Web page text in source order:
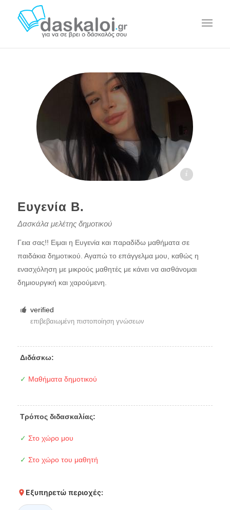
Ευγενία Β. daskaloi.gr
Ευγενία Β.
Δασκάλα μελέτης δημοτικού
Γεια σας!! Ειμαι η Ευγενία και παραδίδω μαθήματα σε
παιδάκια δημοτικού. Αγαπώ το επάγγελμα μου, καθώς η
ενασχόληση με μικρούς μαθητές με κάνει να αισθάνομαι
δημιουργική και χαρούμενη.
verified
επιβεβαιωμένη πιστοποίηση γνώσεων
Διδάσκω:
✓ Μαθήματα δημοτικού
Τρόπος διδασκαλίας:
✓ Στο χώρο μου
✓ Στο χώρο του μαθητή
Εξυπηρετώ περιοχές: